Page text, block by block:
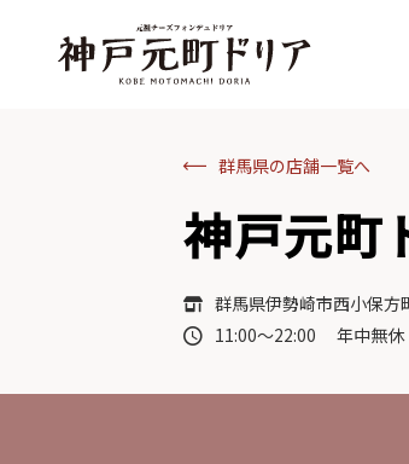
群馬県の店舗一覧へ
神戸元町
群馬県伊勢崎市西小保方
11:00～22:00 年中無休